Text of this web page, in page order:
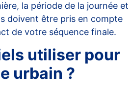
la période de la journée et
doivent être pris en compte
de votre séquence finale.
utiliser pour
urbain ?